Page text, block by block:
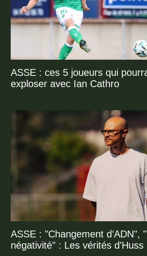
ASSE : ces 5 joueurs qui
exploser avec Ian Cathro
ASSE : "Changement d’ADN",
négativité" : Les vérités d'Huss